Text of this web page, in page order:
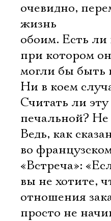
очевидно,
жизнь
обоим. Есть ли
при котором
могли бы быть
Ни в коем
Считать ли
печальной? Не
Ведь, как
во
«Встреча»:
вы не хотите,
отношения
просто не